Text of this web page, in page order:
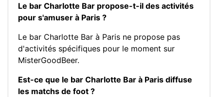
Le bar Charlotte Bar propose-t-il des activités
pour s'amuser à Paris ?
Le bar Charlotte Bar à Paris ne propose pas
d'activités spécifiques pour le moment sur
MisterGoodBeer.
Est-ce que le bar Charlotte Bar à Paris diffuse
les matchs de foot ?